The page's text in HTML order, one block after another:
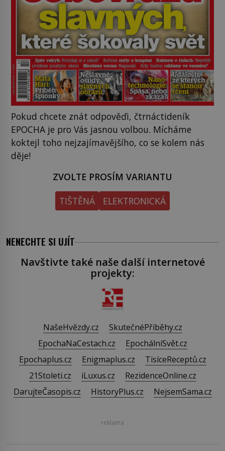
Pokud chcete znát odpověďi, čtrnáctideník
EPOCHA je pro Vás jasnou volbou. Mícháme
koktejl toho nejzajímavějšího, co se kolem nás
děje!
ZVOLTE PROSÍM VARIANTU
TIŠTĚNÁ
ELEKTRONICKÁ
NENECHTE SI UJÍT
Navštivte také naše další internetové
projekty:
NašeHvězdy.cz
SkutečnéPříběhy.cz
EpochaNaCestach.cz
EpochálníSvět.cz
Epochaplus.cz
Enigmaplus.cz
TisíceReceptů.cz
21Stoleti.cz
iLuxus.cz
RezidenceOnline.cz
DarujteČasopis.cz
HistoryPlus.cz NejsemSama.cz
reklama